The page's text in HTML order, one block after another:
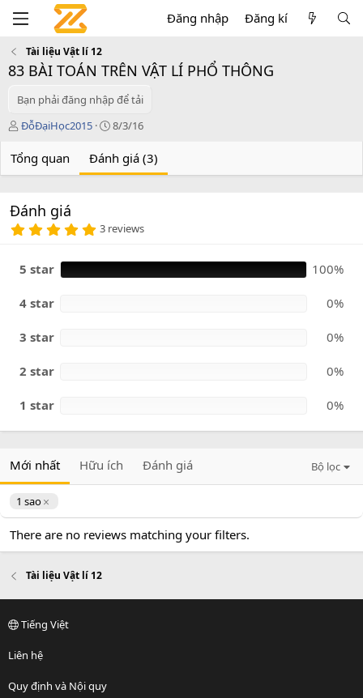
Đăng nhập Đăng kí
Tài liệu Vật lí 12
83 BÀI TOÁN TRÊN VẬT LÍ PHỔ THÔNG
Bạn phải đăng nhập để tải
T
c
ĐỗĐạiHọc2015
C
e
n
8/3/16
Tổng quan Đánh giá (3)
Đánh giá
5
0
s
3 reviews
5 star 100%
4 star 0%
3 star 0%
2 star 0%
1 star 0%
Mới nhất Hữu ích Đánh giá Bộ lọc
1 sao
There are no reviews matching your filters.
Tài liệu Vật lí 12
Tiếng Việt
Liên hệ
Quy định và Nội quy